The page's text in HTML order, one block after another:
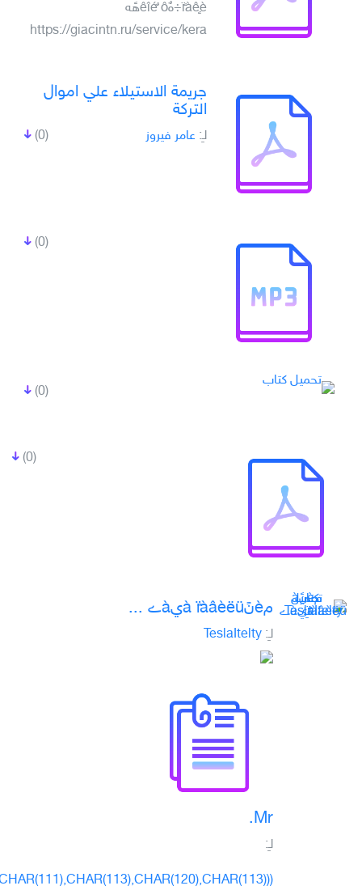
ïًàêٍè÷هٌêîé ٌôهًه
https://giacintn.ru/service/kera
جريمة الاستيلاء علي اموال
التركة
(0) لـِ: عامر فيروز
(0)
(0)
(0)
مèنًà ïًàâèëüيàے ...
لـِ: TeslaItelty
Mr.
لـِ: